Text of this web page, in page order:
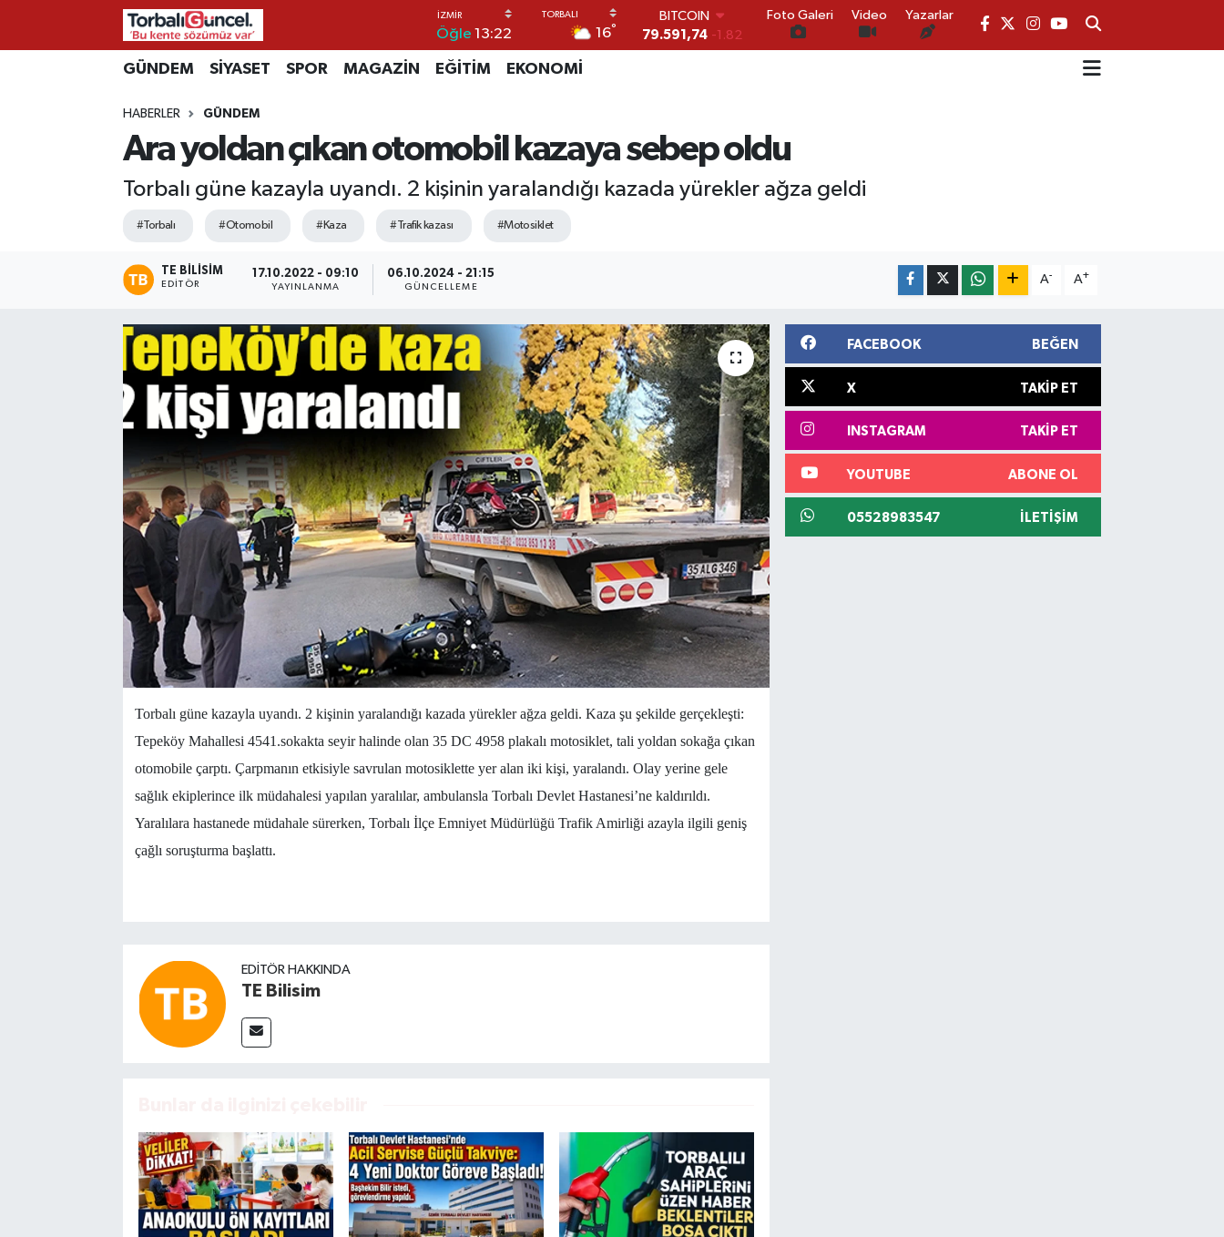
Öğle 13:22 16°
DOLAR
61,60380 0.18
G.ALTIN
6862,09000
0.19
BİST100
Foto Galeri Video Yazarlar
GÜNDEM SİYASET SPOR MAGAZİN EĞİTİM EKONOMİ
HABERLER GÜNDEM
Ara yoldan çıkan otomobil kazaya sebep oldu
Torbalı güne kazayla uyandı. 2 kişinin yaralandığı kazada yürekler ağza geldi
#Torbalı #Otomobil #Kaza #Trafik kazası #Motosiklet
TE BILISIM
EDITÖR
17.10.2022 - 09:10
YAYINLANMA
06.10.2024 - 21:15
GÜNCELLEME
A- A+
Torbalı güne kazayla uyandı. 2 kişinin yaralandığı kazada yürekler ağza geldi. Kaza şu şekilde gerçekleşti:
Tepeköy Mahallesi 4541.sokakta seyir halinde olan 35 DC 4958 plakalı motosiklet, tali yoldan sokağa çıkan
otomobile çarptı. Çarpmanın etkisiyle savrulan motosiklette yer alan iki kişi, yaralandı. Olay yerine gele
sağlık ekiplerince ilk müdahalesi yapılan yaralılar, ambulansla Torbalı Devlet Hastanesi’ne kaldırıldı.
Yaralılara hastanede müdahale sürerken, Torbalı İlçe Emniyet Müdürlüğü Trafik Amirliği azayla ilgili geniş
çağlı soruşturma başlattı.
EDITÖR HAKKINDA
TE Bilisim
FACEBOOK BEĞEN
X TAKIP ET
INSTAGRAM TAKIP ET
YOUTUBE ABONE OL
05528983547 İLETIŞIM
İzmir Nöbetçi Eczaneler
İzmir Hava Durumu
İzmir Namaz Vakitleri
Son Dakika Haberleri
Haber Arşivi